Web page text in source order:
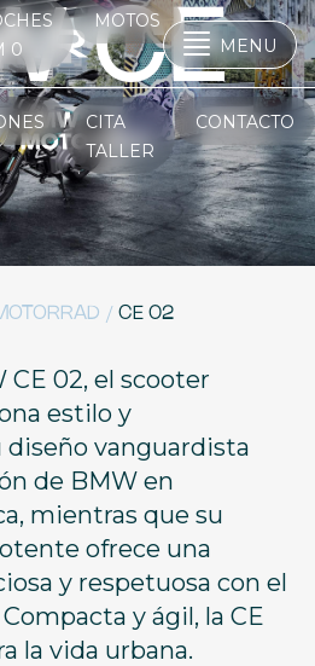
0
MOTOS
MENU
CITA
TALLER
CONTACTO
CE
/ CE 02
CE 02, el scooter
estilo y
vanguardista
de BMW en
mientras que su
ofrece una
y respetuosa con el
y ágil, la CE
la vida urbana.